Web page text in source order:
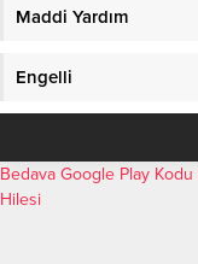
Maddi Yardım
Engelli
Bedava Google Play Kodu
Hilesi